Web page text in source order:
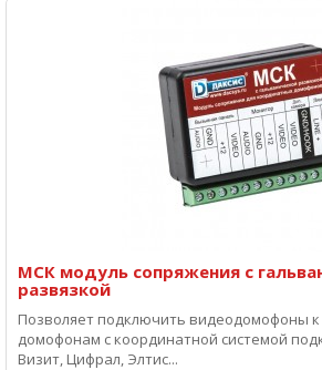
МСК модуль сопряжения с
развязкой
Позволяет подключить видеодомофоны
домофонам с координатной системой
Визит, Цифрал, Элтис...